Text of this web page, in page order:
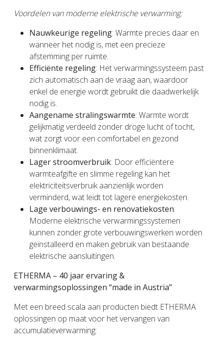
Voordelen van moderne elektrische verwarming:
Nauwkeurige regeling: Warmte precies daar en
wanneer het nodig is, met een precieze
afstemming per ruimte.
Efficiënte regeling: Het verwarmingssysteem past
zich automatisch aan de vraag aan, waardoor
enkel de energie wordt gebruikt die daadwerkelijk
nodig is.
Aangename stralingswarmte: Warmte wordt
gelijkmatig verdeeld zonder droge lucht of tocht,
wat zorgt voor een comfortabel en gezond
binnenklimaat.
Lager stroomverbruik: Door efficiëntere
warmteafgifte en slimme regeling kan het
elektriciteitsverbruik aanzienlijk worden
verminderd, wat leidt tot lagere energiekosten.
Lage verbouwings- en renovatiekosten:
Moderne elektrische verwarmingssystemen
kunnen zonder grote verbouwingswerken worden
geïnstalleerd en maken gebruik van bestaande
elektrische aansluitingen.
ETHERMA – 40 jaar ervaring &
verwarmingsoplossingen “made in Austria”
Met een breed scala aan producten biedt ETHERMA
oplossingen op maat voor het vervangen van
accumulatieverwarming: